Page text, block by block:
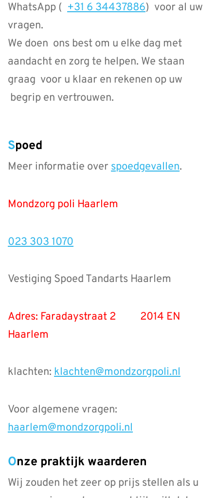
WhatsApp ( +31 6 34437886) voor al uw
vragen.
We doen ons best om u elke dag met
aandacht en zorg te helpen. We staan
graag voor u klaar en rekenen op uw
begrip en vertrouwen.
Spoed
Meer informatie over spoedgevallen.
Mondzorg poli Haarlem
023 303 1070
Vestiging Spoed Tandarts Haarlem
Adres: Faradaystraat 2 2014 EN
Haarlem
klachten: klachten@mondzorgpoli.nl
Voor algemene vragen:
haarlem@mondzorgpoli.nl
Onze praktijk waarderen
Wij zouden het zeer op prijs stellen als u